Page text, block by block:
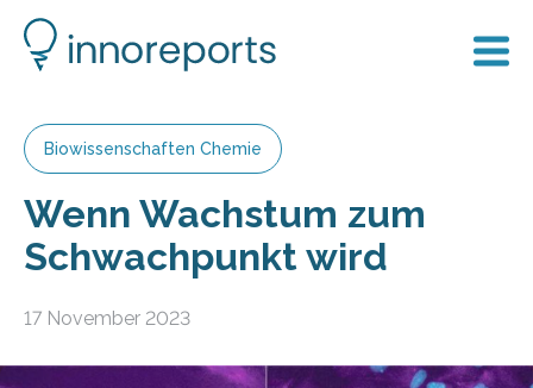
Biowissenschaften Chemie
Wenn Wachstum zum
Schwachpunkt wird
17 November 2023